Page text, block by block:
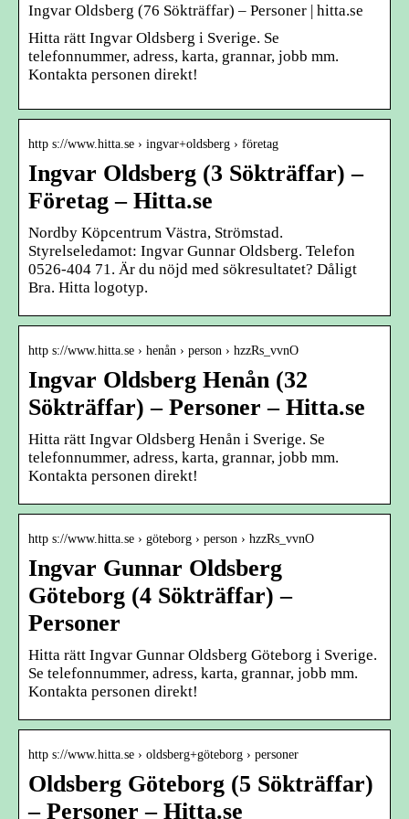
Ingvar Oldsberg (76 Sökträffar) – Personer | hitta.se
Hitta rätt Ingvar Oldsberg i Sverige. Se
telefonnummer, adress, karta, grannar, jobb mm.
Kontakta personen direkt!
http s://www.hitta.se › ingvar+oldsberg › företag
Ingvar Oldsberg (3 Sökträffar) –
Företag – Hitta.se
Nordby Köpcentrum Västra, Strömstad.
Styrelseledamot: Ingvar Gunnar Oldsberg. Telefon
0526-404 71. Är du nöjd med sökresultatet? Dåligt
Bra. Hitta logotyp.
http s://www.hitta.se › henån › person › hzzRs_vvnO
Ingvar Oldsberg Henån (32
Sökträffar) – Personer – Hitta.se
Hitta rätt Ingvar Oldsberg Henån i Sverige. Se
telefonnummer, adress, karta, grannar, jobb mm.
Kontakta personen direkt!
http s://www.hitta.se › göteborg › person › hzzRs_vvnO
Ingvar Gunnar Oldsberg
Göteborg (4 Sökträffar) –
Personer
Hitta rätt Ingvar Gunnar Oldsberg Göteborg i Sverige.
Se telefonnummer, adress, karta, grannar, jobb mm.
Kontakta personen direkt!
http s://www.hitta.se › oldsberg+göteborg › personer
Oldsberg Göteborg (5 Sökträffar)
– Personer – Hitta.se